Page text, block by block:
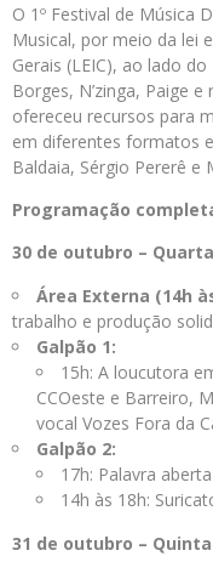
O 1º Festival de Música
Musical, por meio da lei
Gerais (LEIC), ao lado
Borges, N’zinga, Paige
ofereceu recursos para
em diferentes formatos
Baldaia, Sérgio Pererê e
Programação
30 de outubro –
Área Externa (14h
trabalho e produção
Galpão 1:
15h: A loucutora
CCOeste e Barreiro,
vocal Vozes Fora da
Galpão 2:
17h: Palavra
14h às 18h:
31 de outubro –